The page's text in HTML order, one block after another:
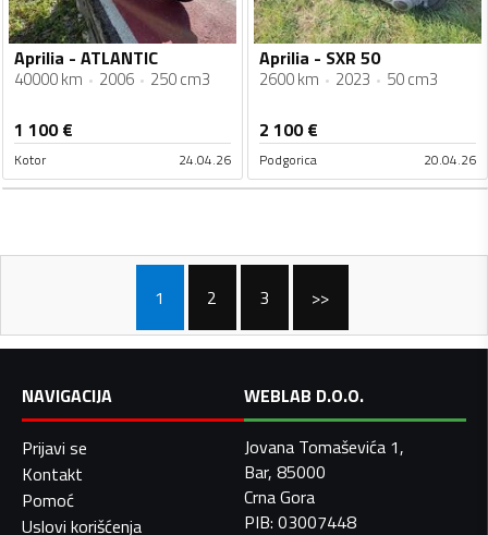
Aprilia - ATLANTIC
40000 km 2006 250 cm3
1 100€
Kotor 24.04.26
Aprilia - SXR 50
2600 km 2023 50 cm3
2 100€
Podgorica 20.04.26
1 2 3 >>
NAVIGACIJA
Prijavi se
Kontakt
Pomoć
Uslovi korišćenja
WEBLAB D.O.O.
Jovana Tomaševića 1,
Bar, 85000
Crna Gora
PIB: 03007448